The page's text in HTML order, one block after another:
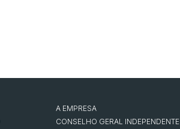
A EMPRESA
CONSELHO GERAL INDEPENDENTE